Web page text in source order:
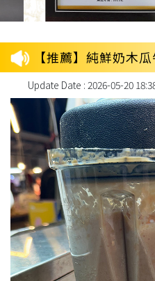
【推薦】純鮮奶木
Update Date : 2026-05-20